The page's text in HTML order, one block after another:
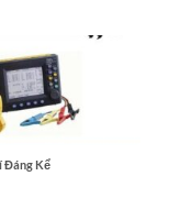
Đáng Kể